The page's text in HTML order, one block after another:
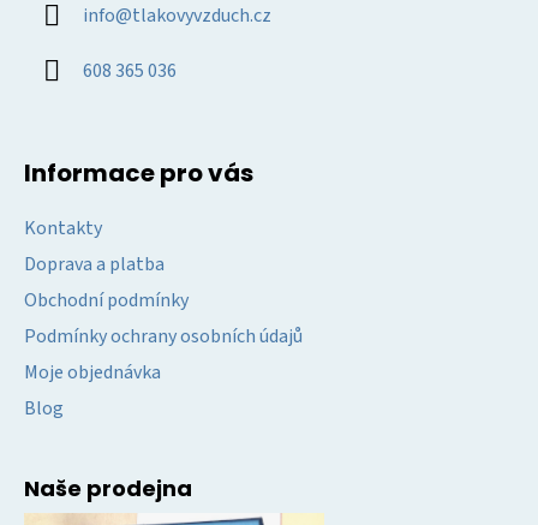
info@tlakovyvzduch.cz
608 365 036
Informace pro vás
Kontakty
Doprava a platba
Obchodní podmínky
Podmínky ochrany osobních údajů
Moje objednávka
Blog
Naše prodejna